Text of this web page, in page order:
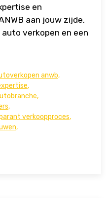
en
aan jouw zijde,
verkopen en een
anwb,
,
,
,
verkoopproces,
,